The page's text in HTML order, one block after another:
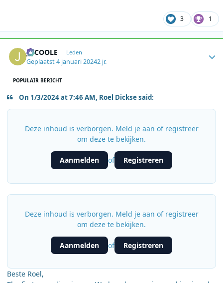
3 1
JOCOOLE Leden
Geplaatst4 januari 20242 jr.
POPULAIR BERICHT
On 1/3/2024 at 7:46 AM, Roel Dickse said:
Deze inhoud is verborgen. Meld je aan of registreer
om deze te bekijken.
Aanmelden of Registreren
Deze inhoud is verborgen. Meld je aan of registreer
om deze te bekijken.
Aanmelden of Registreren
Beste Roel,